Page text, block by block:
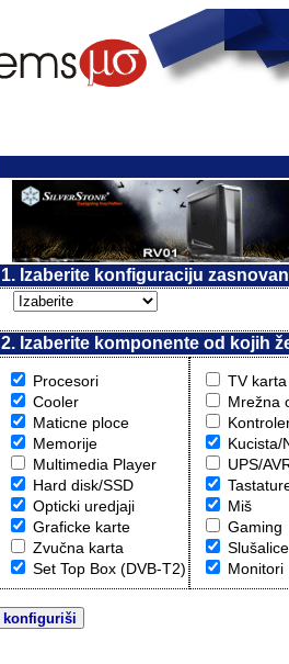
1. Izaberite konfiguraciju
2. Izaberite komponente od kojih
Procesori
Cooler
Maticne ploce
Memorije
Multimedia Player
Hard disk/SSD
Opticki uredjaji
Graficke karte
Zvučna karta
Set Top Box (DVB-T2)
TV karta
Mrežna
Kucista/
UPS/
Miš
Gaming
Monitori